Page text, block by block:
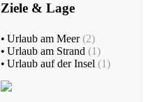
Ziele & Lage
• Urlaub am Meer (2)
• Urlaub am Strand (1)
• Urlaub auf der Insel (1)